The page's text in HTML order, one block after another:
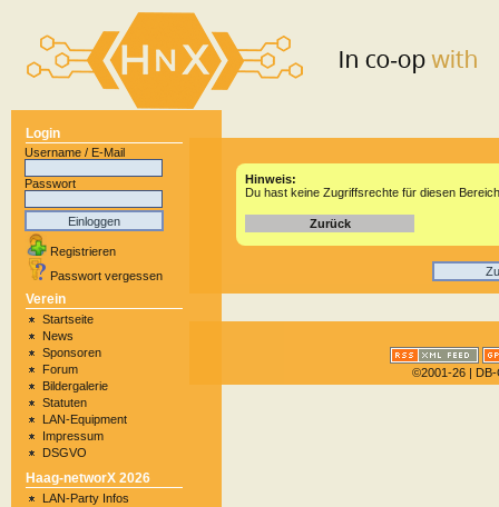
Login
Username / E-Mail
Passwort
Registrieren
Passwort vergessen
Verein
Startseite
News
Sponsoren
Forum
Bildergalerie
Statuten
LAN-Equipment
Impressum
DSGVO
Haag-networX 2026
LAN-Party Infos
Hinweis:
Du hast keine Zugriffsrechte für diesen
Zurück
©2001-26 |